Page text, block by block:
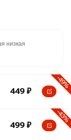
низкая
-49%
449 ₽
-43%
499 ₽